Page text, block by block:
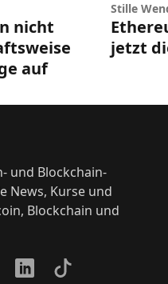
nicht
auf
Stille
jetzt
und Blockchain-
News, Kurse und
Blockchain und
LinkedInTikTok